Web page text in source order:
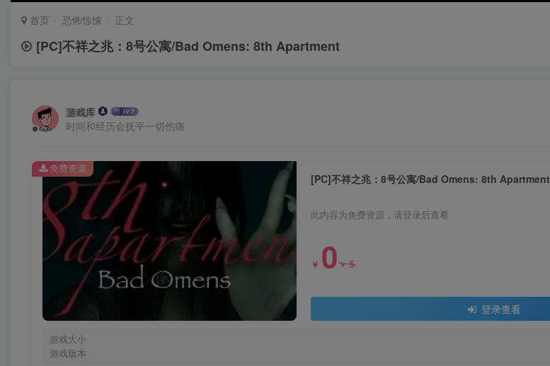
首页 恐怖惊悚 正文
[PC]不祥之兆：8号公寓/Bad Omens: 8th Apartment
游戏库
时间和经历会抚平一切伤痛
[PC]不祥之兆：8号公寓/Bad Omens: 8th Apartment
此内容为免费资源，请登录后查看
￥ 0￥5
登录查看
游戏大小
游戏版本
免费资源